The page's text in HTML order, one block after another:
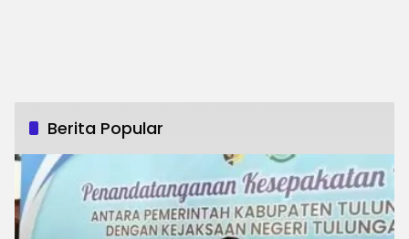
Berita Popular